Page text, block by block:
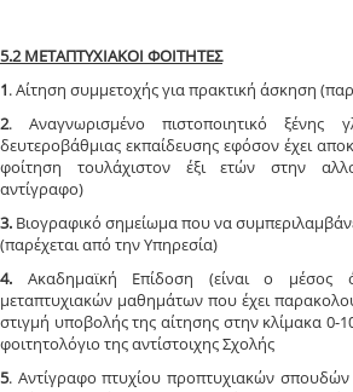
5.2 ΜΕΤΑΠΤΥΧΙΑΚΟΙ ΦΟΙΤΗΤΕΣ
1. Αίτηση συμμετοχής για πρακτική άσκηση
2. Αναγνωρισμένο πιστοποιητικό ξένης
δευτεροβάθμιας εκπαίδευσης εφόσον έχει
φοίτηση τουλάχιστον έξι ετών στην
αντίγραφο)
3. Βιογραφικό σημείωμα που να
(παρέχεται από την Υπηρεσία)
4. Ακαδημαϊκή Επίδοση (είναι ο μέσος
μεταπτυχιακών μαθημάτων που έχει
στιγμή υποβολής της αίτησης στην κλίμακα 0-
φοιτητολόγιο της αντίστοιχης Σχολής
5. Αντίγραφο πτυχίου προπτυχιακών